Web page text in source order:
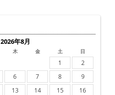
2026年8月
木 金 土 日
1
2
6 7 8
9
13 14 15
16